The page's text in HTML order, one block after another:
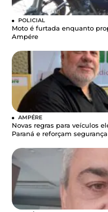
POLICIAL
Moto é furtada enquanto
Ampére
AMPÉRE
Novas regras para veículos
Paraná e reforçam